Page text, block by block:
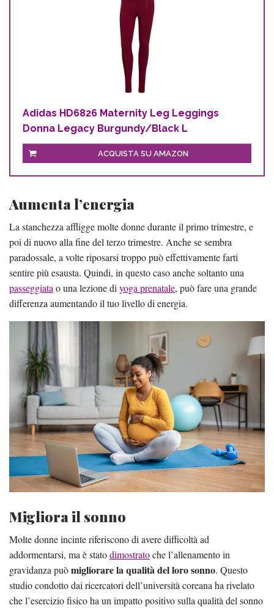
Adidas HD6826 Maternity Leg Leggings
Donna Legacy Burgundy/Black L
ACQUISTA SU AMAZON
Aumenta l’energia
La stanchezza affligge molte donne durante il primo trimestre, e
poi di nuovo alla fine del terzo trimestre. Anche se sembra
paradossale, a volte riposarsi troppo può effettivamente farti
sentire più esausta. Quindi, in questo caso anche soltanto una
passeggiata o una lezione di yoga prenatale, può fare una grande
differenza aumentando il tuo livello di energia.
Migliora il sonno
Molte donne incinte riferiscono di avere difficoltà ad
addormentarsi, ma è statodimostratoche l’allenamento in
gravidanza puòmigliorare la qualità del loro sonno. Questo
studio condotto dai ricercatori dell’università coreana ha rivelato
che l’esercizio fisico ha un impatto positivo sulla qualità del sonno